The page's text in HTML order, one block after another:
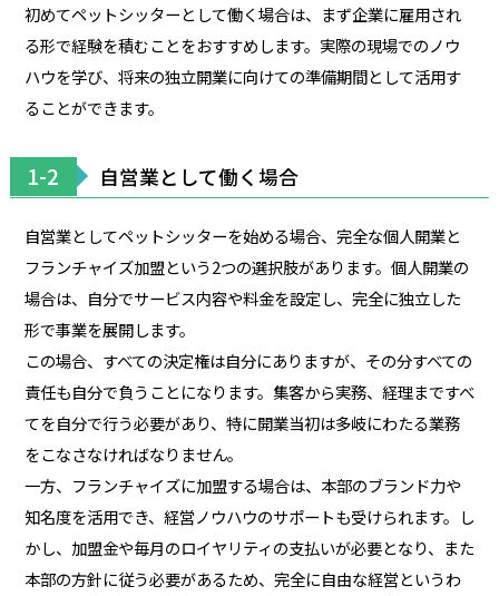
初めてペットシッターとして働く場合は、まず企業に雇用され
る形で経験を積むことをおすすめします。実際の現場でのノウ
ハウを学び、将来の独立開業に向けての準備期間として活用す
ることができます。
1-2 自営業として働く場合
自営業としてペットシッターを始める場合、完全な個人開業と
フランチャイズ加盟という2つの選択肢があります。個人開業の
場合は、自分でサービス内容や料金を設定し、完全に独立した
形で事業を展開します。
この場合、すべての決定権は自分にありますが、その分すべての
責任も自分で負うことになります。集客から実務、経理まですべ
てを自分で行う必要があり、特に開業当初は多岐にわたる業務
をこなさなければなりません。
一方、フランチャイズに加盟する場合は、本部のブランド力や
知名度を活用でき、経営ノウハウのサポートも受けられます。し
かし、加盟金や毎月のロイヤリティの支払いが必要となり、また
本部の方針に従う必要があるため、完全に自由な経営というわ